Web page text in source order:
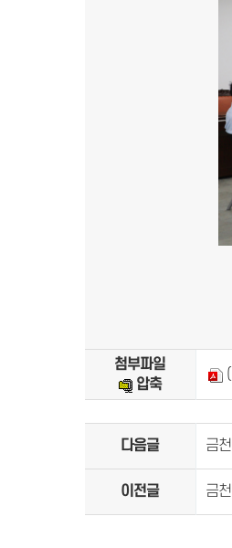
첨부파일
압축
다음글 금
이전글 금